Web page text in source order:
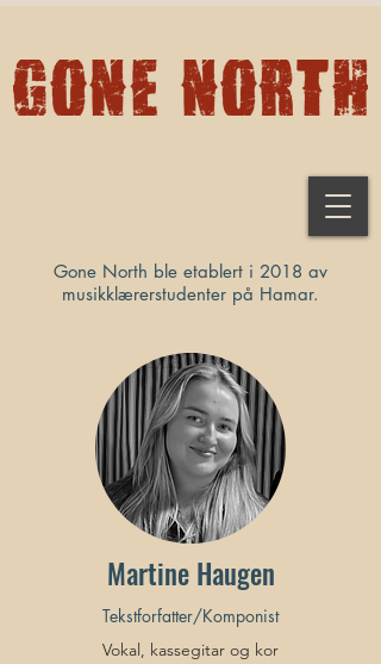
Gone North ble etablert i 2018 av
musikklærerstudenter på Hamar.
Martine Haugen
Tekstforfatter/Komponist
Vokal, kassegitar og kor